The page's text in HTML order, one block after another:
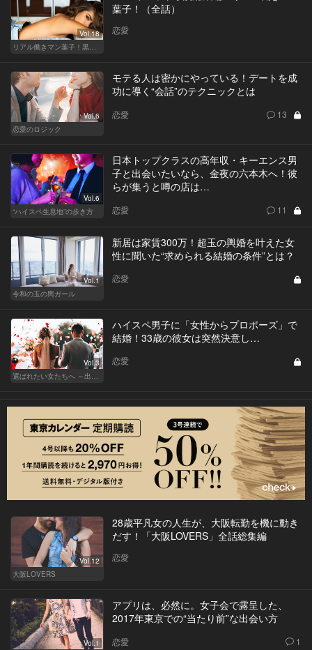
Vol.18
リアル働きマン葉子！黒革の編集手帳 written by 内埜さくら
葉子！（全話）
恋愛
Vol.6
恋愛のロジック
モテる人は密かにやっている！デートを成
功に導く“会話”のテクニックとは
恋愛 13
Vol.6
“ハイスペ生息地”の歩き方
日本トップクラスの高年収・キーエンス男
子と出会いたいなら、金夜の六本木へ！彼
らが集うと噂の店は…
恋愛 11
Vol.1
令和の玉の輿ガール
新居は家賃300万！超玉の輿婚を叶えた女
性に聞いた“求められる結婚の条件”とは？
恋愛
Vol.3
選ばれたい女たちへ ～出会いから結婚まで～
ハイスペ男子に「女性からプロポーズ」で
結婚！33歳の彼女は突然決意し…
恋愛
Vol.12
大阪LOVERS
28歳平凡女の人生が、大阪転勤を機に動き
だす！「大阪LOVERS」全話総集編
恋愛
Vol.1
アプリは、必然に。女子会で露呈した、
2017年東京での“当たり前”な出会い方
恋愛 1